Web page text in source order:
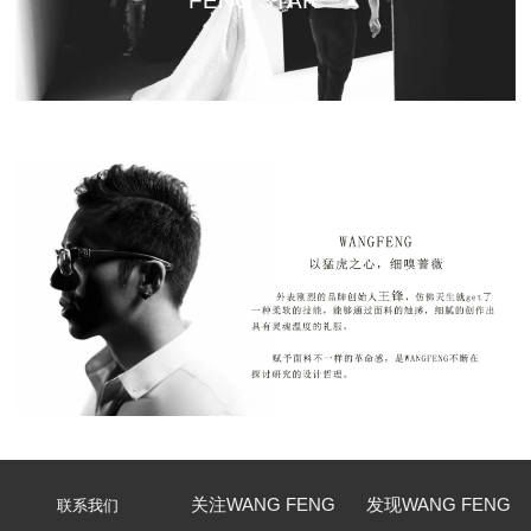
联系我们 关注WANG FENG 发现WANG FENG